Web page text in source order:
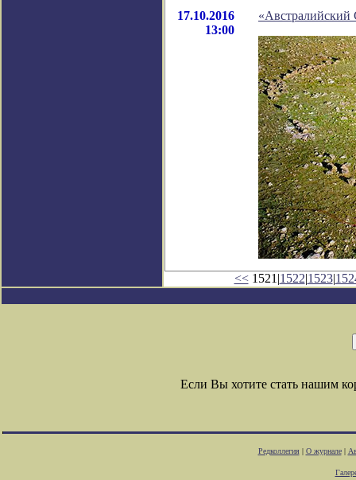
17.10.2016
13:00
«Австралийский
<<1521|1522|1523|
Если Вы хотите стать нашим
Редколлегия| О журнале|